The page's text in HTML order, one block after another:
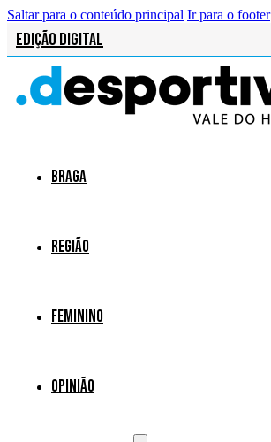
Saltar para o conteúdo principal Ir para o footer
Edição Digital
Braga
Região
Feminino
Opinião